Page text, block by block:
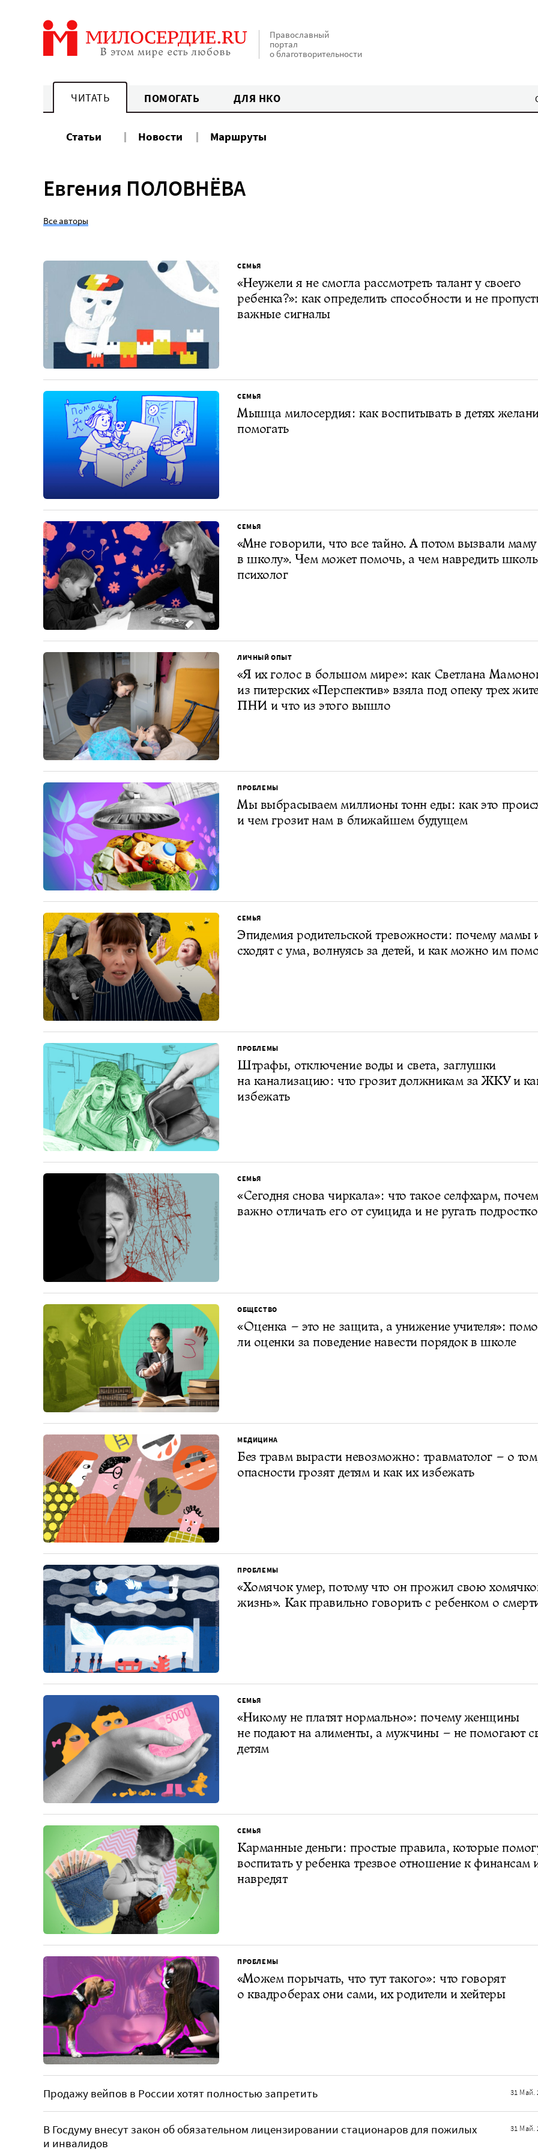
Православный
портал
о благотворительности
ЧИТАТЬ ПОМОГАТЬ ДЛЯ НКО
Статьи Новости Маршруты
Евгения ПОЛОВНЁВА
Все авторы
СЕМЬЯ
«Неужели я не смогла рассмотреть талант у своего
ребенка?»: как определить способности и не
важные сигналы
СЕМЬЯ
Мышца милосердия: как воспитывать в детях
помогать
СЕМЬЯ
«Мне говорили, что все тайно. А потом вызвали маму
в школу». Чем может помочь, а чем навредить
психолог
ЛИЧНЫЙ ОПЫТ
«Я их голос в большом мире»: как Светлана
из питерских «Перспектив» взяла под опеку трех
ПНИ и что из этого вышло
ПРОБЛЕМЫ
Мы выбрасываем миллионы тонн еды: как это
и чем грозит нам в ближайшем будущем
СЕМЬЯ
Эпидемия родительской тревожности: почему мамы
сходят с ума, волнуясь за детей, и как можно им
ПРОБЛЕМЫ
Штрафы, отключение воды и света, заглушки
на канализацию: что грозит должникам за ЖКУ и
избежать
СЕМЬЯ
«Сегодня снова чиркала»: что такое селфхарм,
важно отличать его от суицида и не ругать
ОБЩЕСТВО
«Оценка – это не защита, а унижение учителя»:
ли оценки за поведение навести порядок в школе
МЕДИЦИНА
Без травм вырасти невозможно: травматолог – о
опасности грозят детям и как их избежать
ПРОБЛЕМЫ
«Хомячок умер, потому что он прожил свою
жизнь». Как правильно говорить с ребенком о
СЕМЬЯ
«Никому не платят нормально»: почему женщины
не подают на алименты, а мужчины – не помогают
детям
СЕМЬЯ
Карманные деньги: простые правила, которые
воспитать у ребенка трезвое отношение к финансам
навредят
ПРОБЛЕМЫ
«Можем порычать, что тут такого»: что говорят
о квадроберах они сами, их родители и хейтеры
Продажу вейпов в России хотят полностью запретить 31 Май.
В Госдуму внесут закон об обязательном лицензировании стационаров для пожилых
и инвалидов
31 Май.